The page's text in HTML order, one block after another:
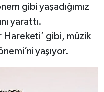
gibi yaşadığımız
yarattı.
Hareketi’ gibi, müzik
yaşıyor.